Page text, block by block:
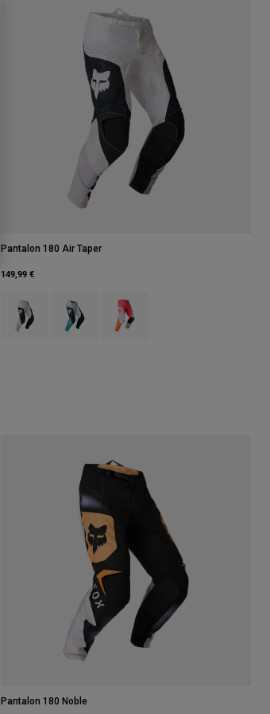
Pantalon 180 Air Taper
149,99 €
Product swatch type of Noir/Blanc.
Product swatch type of Bleu givré.
Product swatch type of Rose fluo.
Pantalon 180 Noble